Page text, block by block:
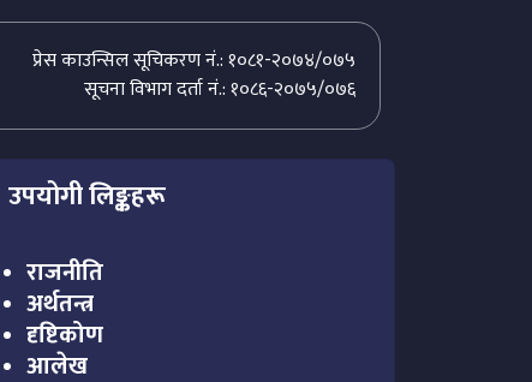
प्रेस काउन्सिल सूचिकरण नं.: १०८१-२०७४/०७५
सूचना विभाग दर्ता नं.: १०८६-२०७५/०७६
उपयोगी लिङ्कहरू
राजनीति
अर्थतन्त्र
दृष्टिकोण
आलेख